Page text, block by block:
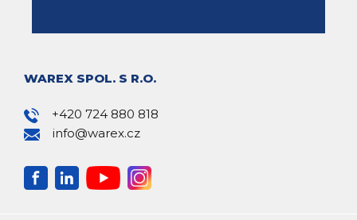
WAREX SPOL. S R.O.
+420 724 880 818
info@warex.cz